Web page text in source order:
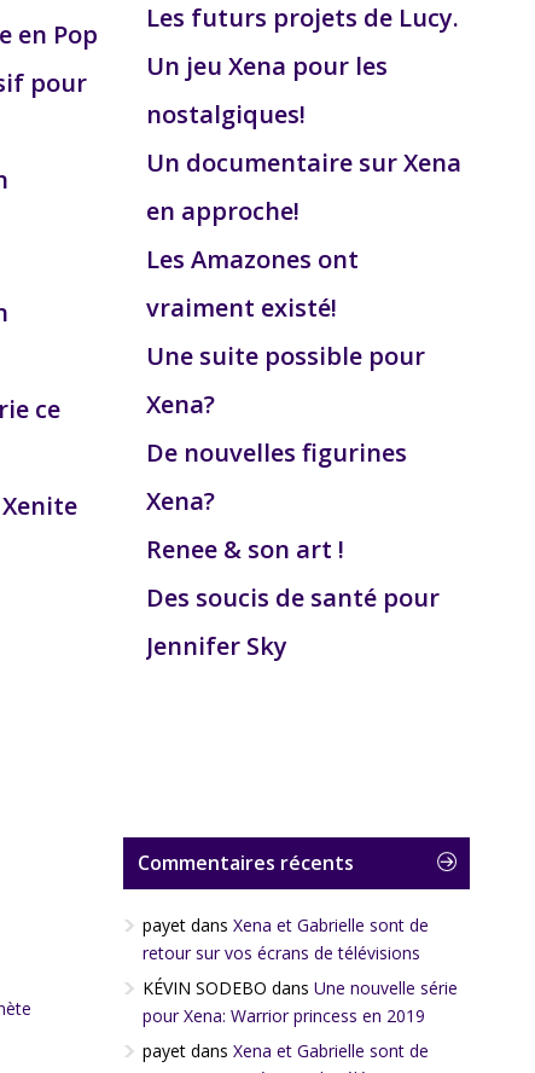
en Pop
pour
ce
Les futurs projets de Lucy.
Un jeu Xena pour les
nostalgiques!
Un documentaire sur Xena
en approche!
Les Amazones ont
vraiment existé!
Une suite possible pour
Xena?
De nouvelles figurines
Xena?
Renee & son art !
Des soucis de santé pour
Jennifer Sky
Commentaires récents
payet dans Xena et Gabrielle sont de
retour sur vos écrans de télévisions
KÉVIN SODEBO dans Une nouvelle série
pour Xena: Warrior princess en 2019
payet dans Xena et Gabrielle sont de